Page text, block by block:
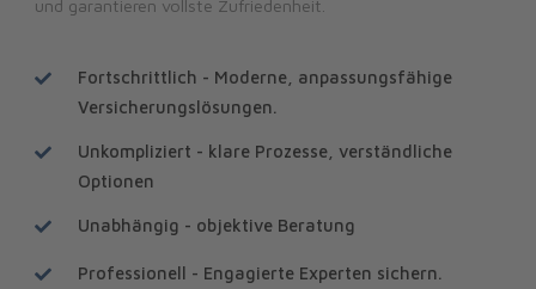
und garantieren vollste Zufriedenheit.
Fortschrittlich - Moderne, anpassungsfähige
Versicherungslösungen.
Unkompliziert - klare Prozesse, verständliche
Optionen
Unabhängig - objektive Beratung
Professionell - Engagierte Experten sichern.